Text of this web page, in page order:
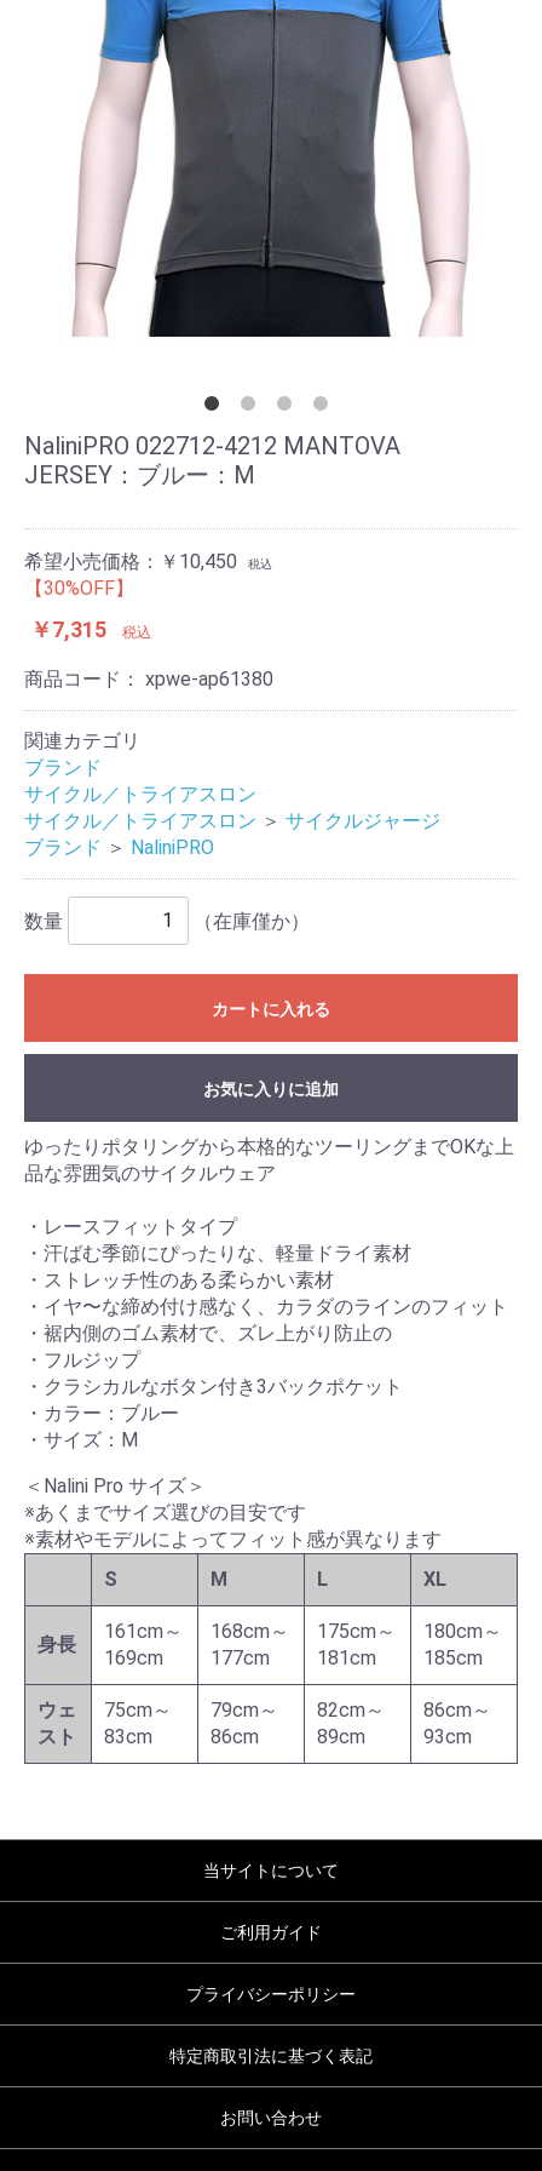
NaliniPRO 022712-4212 MANTOVA
JERSEY：ブルー：M
希望小売価格：￥10,450 税込
【30%OFF】
￥7,315 税込
商品コード： xpwe-ap61380
関連カテゴリ
ブランド
サイクル／トライアスロン
サイクル／トライアスロン ＞ サイクルジャージ
ブランド ＞ NaliniPRO
数量 （在庫僅か）
カートに入れる
お気に入りに追加
ゆったりポタリングから本格的なツーリングまでOKな上
品な雰囲気のサイクルウェア
・レースフィットタイプ
・汗ばむ季節にぴったりな、軽量ドライ素材
・ストレッチ性のある柔らかい素材
・イヤ〜な締め付け感なく、カラダのラインのフィット
・裾内側のゴム素材で、ズレ上がり防止の
・フルジップ
・クラシカルなボタン付き3バックポケット
・カラー：ブルー
・サイズ：M
＜Nalini Pro サイズ＞
※あくまでサイズ選びの目安です
※素材やモデルによってフィット感が異なります
S
M L XL
身長
161cm～
169cm
168cm～
177cm
175cm～
181cm
180cm～
185cm
ウェ
スト
75cm～
83cm
79cm～
86cm
82cm～
89cm
86cm～
93cm
当サイトについて
ご利用ガイド
プライバシーポリシー
特定商取引法に基づく表記
お問い合わせ